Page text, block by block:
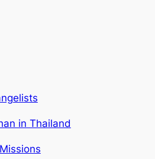
in Thailand